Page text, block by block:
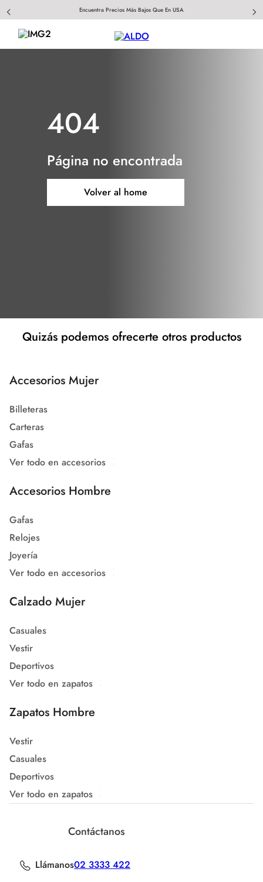
Encuentra Precios Más Bajos Que En USA
404
Página no encontrada
Volver al home
Quizás podemos ofrecerte otros productos
Accesorios Mujer
Billeteras
Carteras
Gafas
Ver todo en accesorios
Accesorios Hombre
Gafas
Relojes
Joyería
Ver todo en accesorios
Calzado Mujer
Casuales
Vestir
Deportivos
Ver todo en zapatos
Zapatos Hombre
Vestir
Casuales
Deportivos
Ver todo en zapatos
Contáctanos
Llámanos02 3333 422